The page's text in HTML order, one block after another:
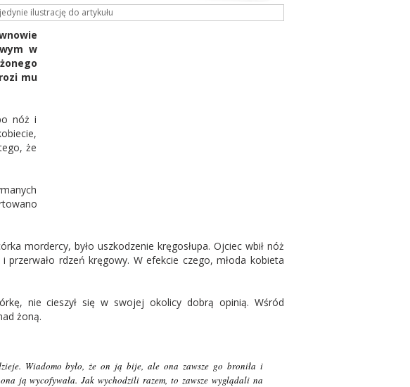
ilustrację do artykułu
w
mu
nóż i
że
mordercy, było uszkodzenie kręgosłupa. Ojciec wbił nóż
rdzeń kręgowy. W efekcie czego, młoda kobieta
nie cieszył się w swojej okolicy dobrą opinią. Wśród
żoną.
Wiadomo było, że on ją bije, ale ona zawsze go broniła i
ona ją wycofywała. Jak wychodzili razem, to zawsze wyglądali na